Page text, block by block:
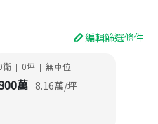
編輯篩選條件
衛 | 0坪 | 無車位
萬 8.16萬/坪